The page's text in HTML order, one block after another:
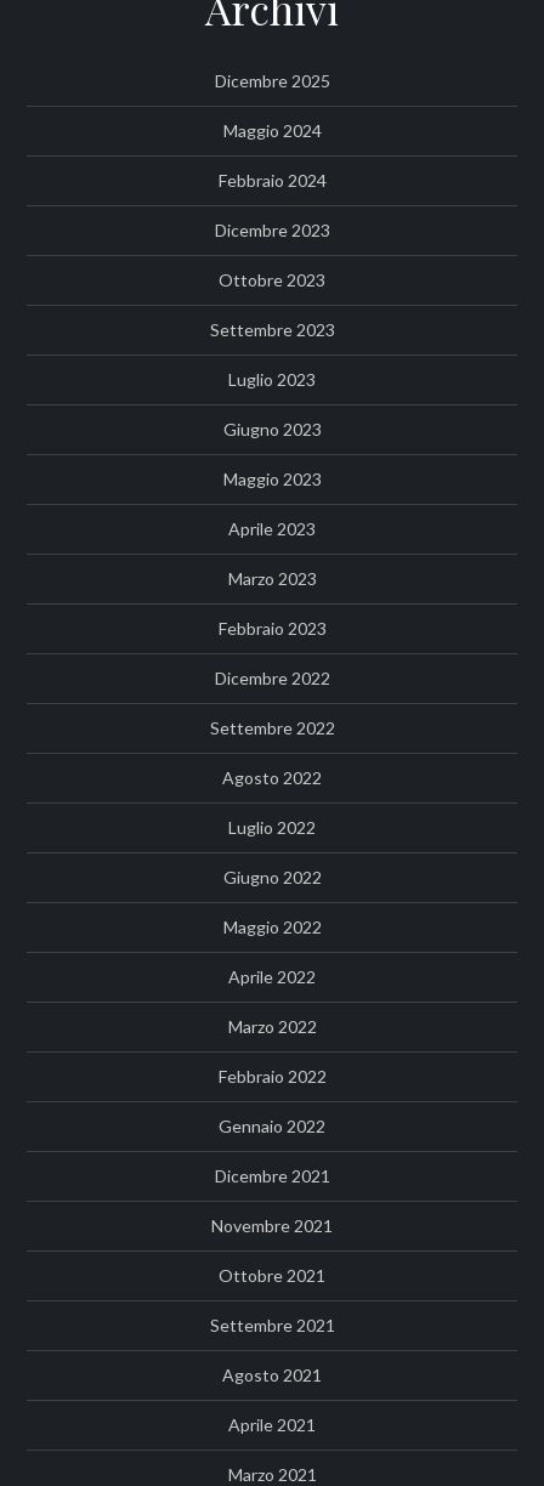
Dicembre 2025
Maggio 2024
Febbraio 2024
Dicembre 2023
Ottobre 2023
Settembre 2023
Luglio 2023
Giugno 2023
Maggio 2023
Aprile 2023
Marzo 2023
Febbraio 2023
Dicembre 2022
Settembre 2022
Agosto 2022
Luglio 2022
Giugno 2022
Maggio 2022
Aprile 2022
Marzo 2022
Febbraio 2022
Gennaio 2022
Dicembre 2021
Novembre 2021
Ottobre 2021
Settembre 2021
Agosto 2021
Aprile 2021
Marzo 2021